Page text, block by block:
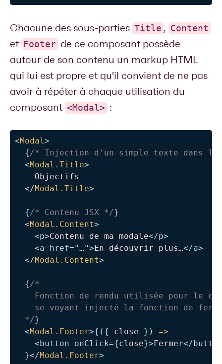
Chacune des sous-parties Title , Content
et Footer de ce composant possède
autour de son contenu un markup HTML
qui lui est propre et qu'il convient de ne pas
avoir à répéter à chaque utilisation du
composant <Modal> :
<Modal >
{ /* Injection d'un simple texte dans
<Modal.Title>
    Objectifs
</Modal.Title>
{ /* Contenu JSX */}
<Modal.Content>
<p>Contenu de ma modale</p>
<a href="…">En découvrir plus…</a>
</Modal.Content>
{ /*
Fonction de rendu utilisée pour le
se voyant injecté la fonction de
  */
}
<Modal.Footer>{ ( { close } )
=>
<button onClick={close}>Fermer</
}</Modal.Footer>